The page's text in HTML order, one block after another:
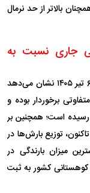
بالاتر از حد نرمال
جاری نسبت به
بررسی نقشه‌های بارش کشور از ابتدای سال آبی تا ۶ تیر ۱۴۰۵ نشان می‌دهد
برخوردار بوده و
تا این تاریخ به ۹۷.۶۶ درصد رسیده است؛ همچنین بر
توزیع بارش‌ها در
میزان بارندگی در
کشور به ثبت